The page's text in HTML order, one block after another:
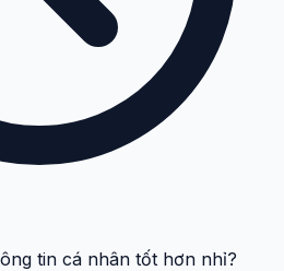
tin cá nhân tốt hơn nhỉ?